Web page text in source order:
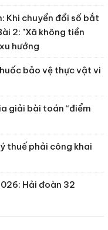
Khi chuyển đổi số bắt
2: "Xã không tiền
hướng
bảo vệ thực vật vi
giải bài toán “điểm
thuế phải công khai
Hải đoàn 32